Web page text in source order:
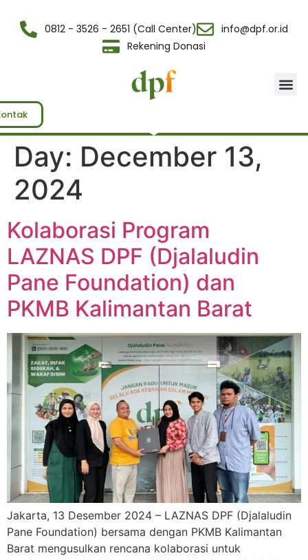
0812 - 3526 - 2651 (Call Center)
info@dpf.or.id
Rekening Donasi
Day: December 13,
2024
Kolaborasi Program
LAZNAS DPF (Djalaludin
Pane Foundation) dan
PKMB Kalimantan Barat
Jakarta, 13 Desember 2024 – LAZNAS DPF (Djalaludin
Pane Foundation) bersama dengan PKMB Kalimantan
Barat mengusulkan rencana kolaborasi untuk